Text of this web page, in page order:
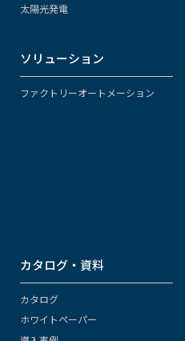
太陽光発電
ソリューション
ファクトリーオートメーション
カタログ・資料
カタログ
ホワイトペーパー